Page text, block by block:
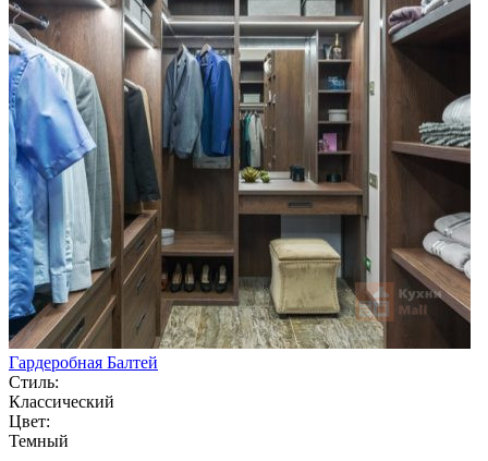
Гардеробная Балтей
Стиль:
Классический
Цвет:
Темный